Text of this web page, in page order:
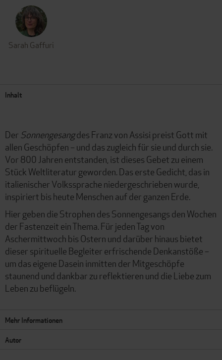
Sarah Gaffuri
Inhalt
Der Sonnengesangdes Franz von Assisi preist Gott mit
allen Geschöpfen – und das zugleich für sie und durch sie.
Vor 800 Jahren entstanden, ist dieses Gebet zu einem
Stück Weltliteratur geworden. Das erste Gedicht, das in
italienischer Volkssprache niedergeschrieben wurde,
inspiriert bis heute Menschen auf der ganzen Erde.
Hier geben die Strophen des Sonnengesangs den Wochen
der Fastenzeit ein Thema. Für jeden Tag von
Aschermittwoch bis Ostern und darüber hinaus bietet
dieser spirituelle Begleiter erfrischende Denkanstöße –
um das eigene Dasein inmitten der Mitgeschöpfe
staunend und dankbar zu reflektieren und die Liebe zum
Leben zu beflügeln.
Mehr Informationen
Autor